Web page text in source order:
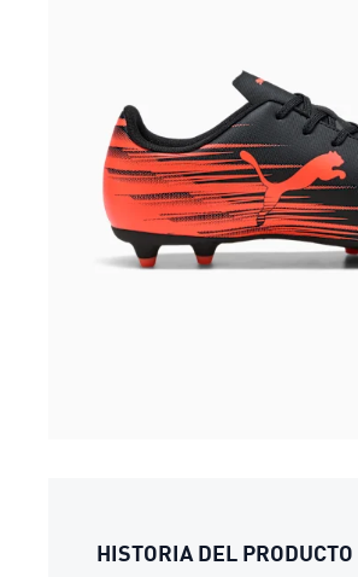
HISTORIA DEL PRODUCTO